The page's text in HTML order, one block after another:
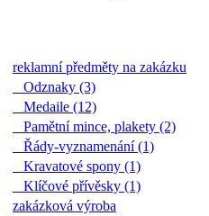
reklamní předměty na zakázku
Odznaky (3)
Medaile (12)
Pamětní mince, plakety (2)
Řády-vyznamenání (1)
Kravatové spony (1)
Klíčové přívěsky (1)
zakázková výroba